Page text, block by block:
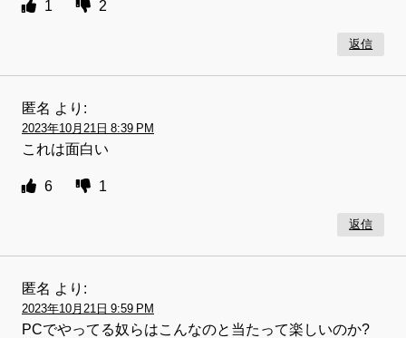
1 2
返信
匿名 より:
2023年10月21日 8:39 PM
これは面白い
6 1
返信
匿名 より:
2023年10月21日 9:59 PM
PCでやってる奴らはこんなのと当たって楽しいのか?